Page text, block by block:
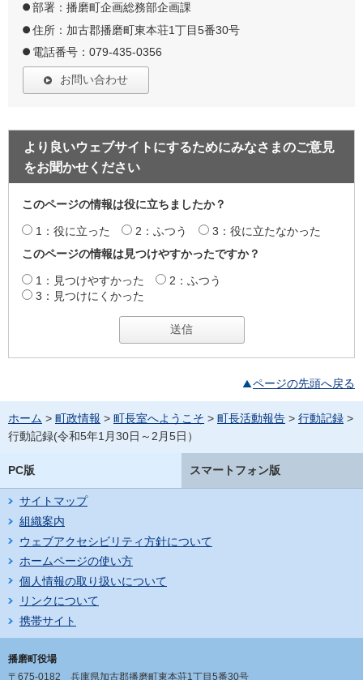
部署：播磨町企画総務部企画課
住所：加古郡播磨町東本荘1丁目5番30号
電話番号：079-435-0356
お問い合わせ
より良いウェブサイトにするためにみなさまのご意見
をお聞かせください
このページの情報は役に立ちましたか？
1：役に立った 2：ふつう
3：役に立たなかった
このページの情報は見つけやすかったですか？
1：見つけやすかった
2：ふつう
3：見つけにくかった
ページの先頭へ戻る
ホーム > 町政情報 > 町長室へようこそ > 町長活動報告 > 行動記録 >
行動記録(令和5年1月30日～2月5日）
PC版 スマートフォン版
サイトマップ
組織案内
ウェブアクセシビリティ方針について
ホームページの使い方
個人情報の取り扱いについて
リンクについて
携帯サイト
播磨町役場
〒675-0182 兵庫県加古郡播磨町東本荘1丁目5番30号